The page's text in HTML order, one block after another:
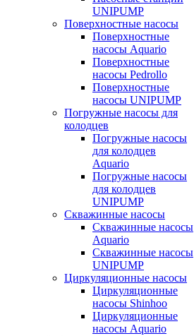
UNIPUMP
Поверхностные насосы
Поверхностные
насосы Aquario
Поверхностные
насосы Pedrollo
Поверхностные
насосы UNIPUMP
Погружные насосы для
колодцев
Погружные насосы
для колодцев
Aquario
Погружные насосы
для колодцев
UNIPUMP
Скважинные насосы
Скважинные насосы
Aquario
Скважинные насосы
UNIPUMP
Циркуляционные насосы
Циркуляционные
насосы Shinhoo
Циркуляционные
насосы Aquario